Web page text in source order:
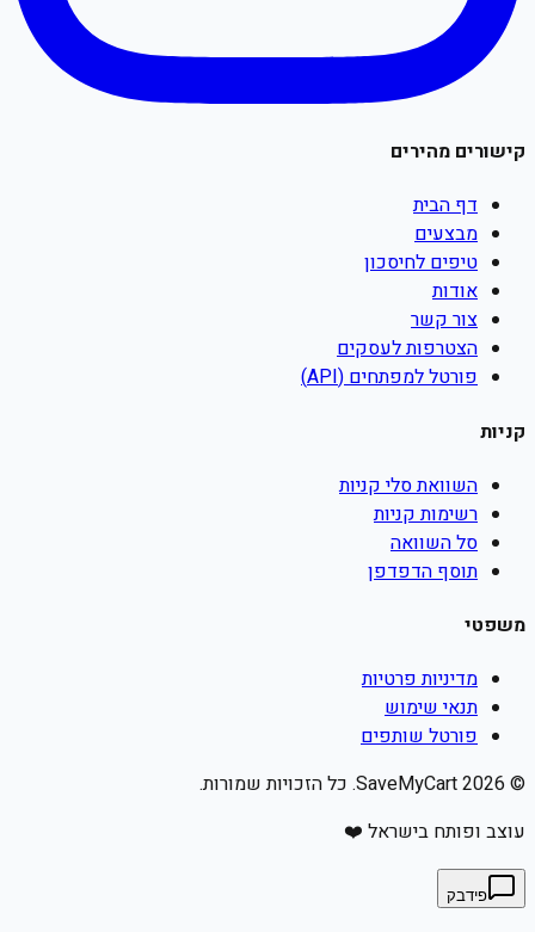
קישורים מהירים
דף הבית
מבצעים
טיפים לחיסכון
אודות
צור קשר
הצטרפות לעסקים
פורטל למפתחים (API)
קניות
השוואת סלי קניות
רשימות קניות
סל השוואה
תוסף הדפדפן
משפטי
מדיניות פרטיות
תנאי שימוש
פורטל שותפים
©
2026
עוצב ופותח בישראל ❤️
פידבק